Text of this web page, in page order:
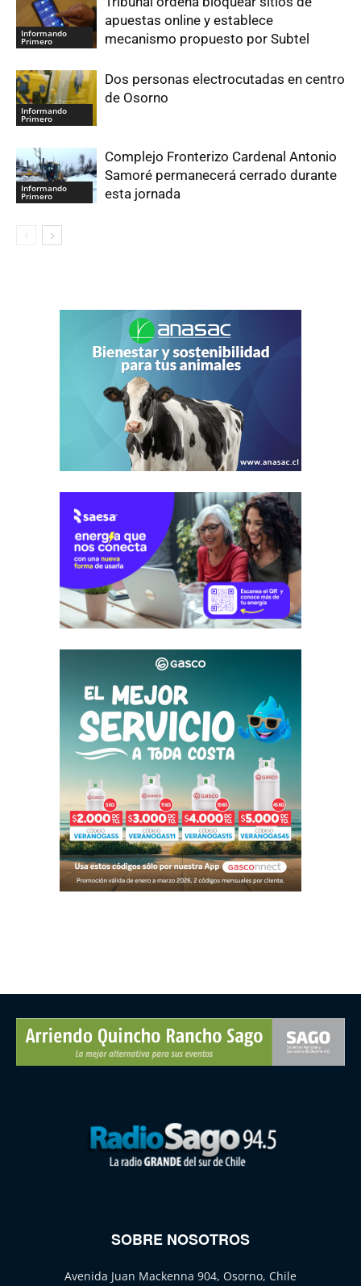
Informando
Primero
apuestas online y establece
mecanismo propuesto por Subtel
Informando
Primero
Dos personas electrocutadas en centro
de Osorno
Informando
Primero
Complejo Fronterizo Cardenal Antonio
Samoré permanecerá cerrado durante
esta jornada
SOBRE NOSOTROS
Avenida Juan Mackenna 904, Osorno, Chile